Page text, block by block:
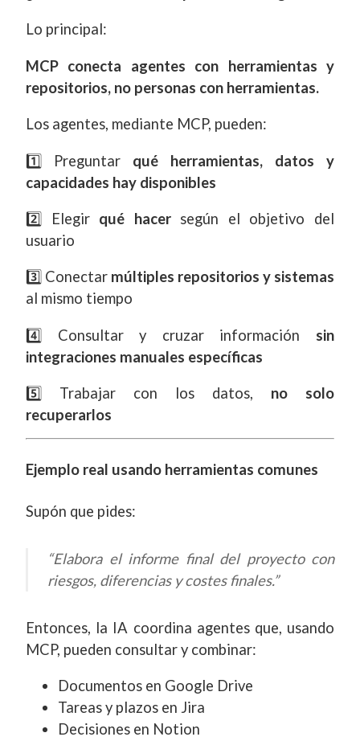
Lo principal:
MCP conecta agentes con herramientas y
repositorios, no personas con herramientas.
Los agentes, mediante MCP, pueden:
1️⃣ Preguntar qué herramientas, datos y
capacidades hay disponibles
2️⃣ Elegir qué hacersegún el objetivo del
usuario
3️⃣ Conectar múltiples repositorios y sistemas
al mismo tiempo
4️⃣ Consultar y cruzar información sin
integraciones manuales específicas
5️⃣ Trabajar con los datos, no solo
recuperarlos
Ejemplo real usando herramientas comunes
Supón que pides:
“Elabora el informe final del proyecto con
riesgos, diferencias y costes finales.”
Entonces, la IA coordina agentes que, usando
MCP, pueden consultar y combinar:
Documentos en Google Drive
Tareas y plazos en Jira
Decisiones en Notion